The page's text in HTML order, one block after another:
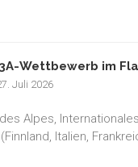
Wettbewerb im
Juli 2026
Alpes,
Italien,